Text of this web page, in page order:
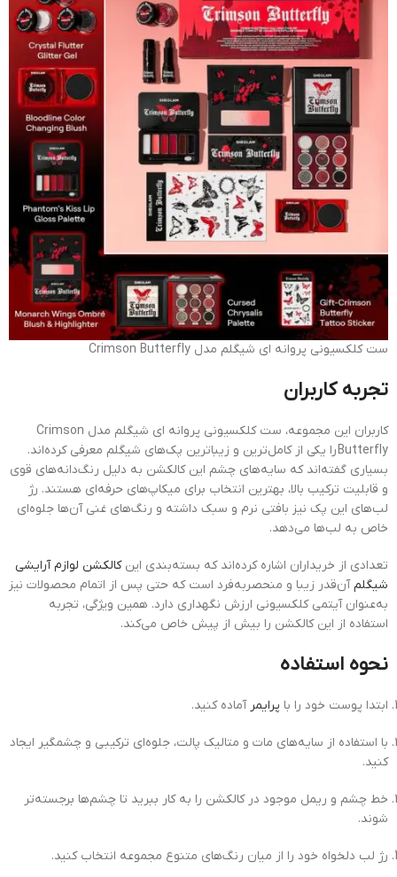
ست کلکسیونی پروانه ای شیگلم مدل Crimson Butterfly
تجربه کاربران
کاربران این مجموعه، ست کلکسیونی پروانه ای شیگلم مدل Crimson
Butterfly را یکی از کامل‌ترین و زیباترین پک‌های شیگلم معرفی کرده‌اند.
بسیاری گفته‌اند که سایه‌های چشم این کالکشن به دلیل رنگ‌دانه‌های قوی
و قابلیت ترکیب بالا، بهترین انتخاب برای میکاپ‌های حرفه‌ای هستند. رژ
لب‌های این پک نیز بافتی نرم و سبک داشته و رنگ‌های غنی آن‌ها جلوه‌ای
خاص به لب‌ها می‌دهد.
تعدادی از خریداران اشاره کرده‌اند که بسته‌بندی اینکالکشن لوازم آرایشی
شیگلمآن‌قدر زیبا و منحصربه‌فرد است که حتی پس از اتمام محصولات نیز
به‌عنوان آیتمی کلکسیونی ارزش نگهداری دارد. همین ویژگی، تجربه
استفاده از این کالکشن را بیش از پیش خاص می‌کند.
نحوه استفاده
ابتدا پوست خود را با پرایمر آماده کنید.
با استفاده از سایه‌های مات و متالیک پالت، جلوه‌ای ترکیبی و چشمگیر ایجاد
کنید.
خط چشم و ریمل موجود در کالکشن را به کار ببرید تا چشم‌ها برجسته‌تر
شوند.
رژ لب دلخواه خود را از میان رنگ‌های متنوع مجموعه انتخاب کنید.